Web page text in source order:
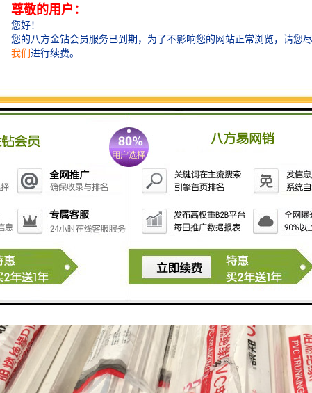
氢化剂外，能耐各种化学介质的腐蚀，具备出色的耐酸性、耐碱性、
於化学工业之主要用途颇为合适。